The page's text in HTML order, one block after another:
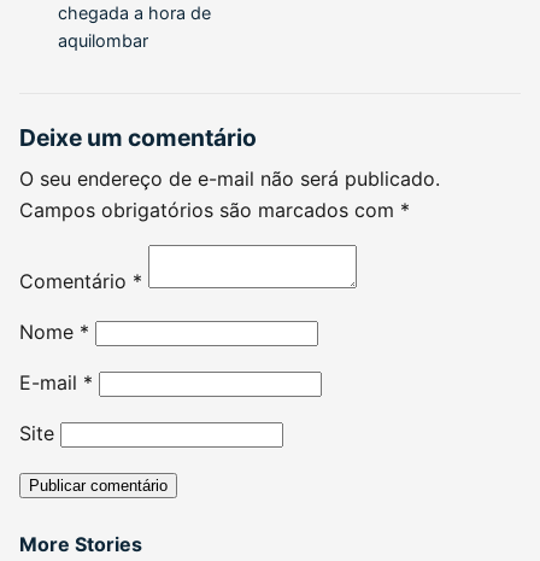
chegada a hora de
aquilombar
Deixe um comentário
O seu endereço de e-mail não será publicado.
Campos obrigatórios são marcados com *
Comentário *
Nome *
E-mail *
Site
More Stories